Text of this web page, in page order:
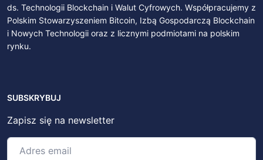
ds. Technologii Blockchain i Walut Cyfrowych. Współpracujemy z
Polskim Stowarzyszeniem Bitcoin, Izbą Gospodarczą Blockchain
i Nowych Technologii oraz z licznymi podmiotami na polskim
rynku.
SUBSKRYBUJ
Zapisz się na newsletter